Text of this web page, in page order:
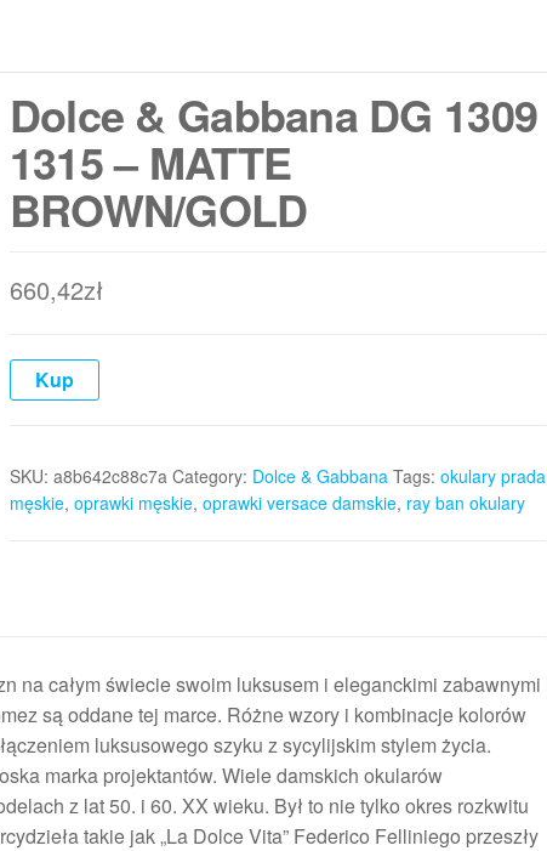
Dolce & Gabbana DG 1309
1315 – MATTE
BROWN/GOLD
660,42zł
Kup
SKU: a8b642c88c7a Category: Dolce & Gabbana Tags: okulary prada
męskie, oprawki męskie, oprawki versace damskie, ray ban okulary
na całym świecie swoim luksusem i eleganckimi zabawnymi
są oddane tej marce. Różne wzory i kombinacje kolorów
luksusowego szyku z sycylijskim stylem życia.
marka projektantów. Wiele damskich okularów
z lat 50. i 60. XX wieku. Był to nie tylko okres rozkwitu
takie jak „La Dolce Vita” Federico Felliniego przeszły